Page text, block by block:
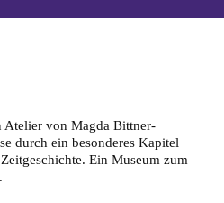
Atelier von Magda Bittner-
durch ein besonderes Kapitel
Ein Museum zum